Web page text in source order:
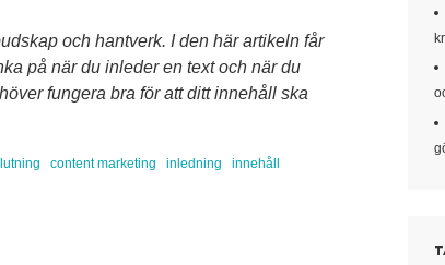
och hantverk. I den här artikeln får
på när du inleder en text och när du
fungera bra för att ditt innehåll ska
content marketing inledning innehåll